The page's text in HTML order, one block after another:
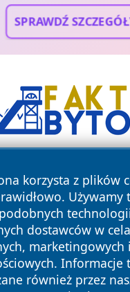
SPRAWDŹ
korzysta z plików
dostawców w
marketingowych i
Informacje
również przez
24slupsk.pl Wszystkie